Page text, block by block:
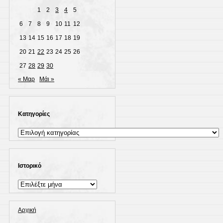
1
2 3 4
5
6
7 8 9 10 11 12
13 14 15 16 17 18 19
20 21 22 23 24 25 26
27 28 29 30
« Μαρ
Μάι »
Kατηγορίες
Kατηγορίες
Ιστορικό
Ιστορικό
Αρχική